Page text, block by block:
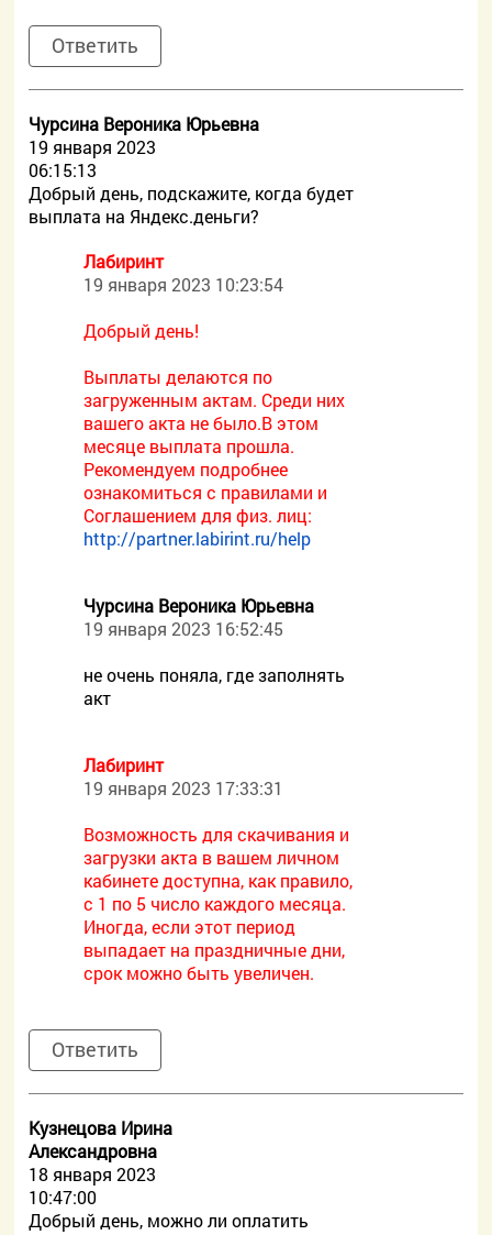
Ответить
Чурсина Вероника Юрьевна
19 января 2023
06:15:13
Добрый день, подскажите, когда будет
выплата на Яндекс.деньги?
Лабиринт
19 января 2023 10:23:54
Добрый день!
Выплаты делаются по
загруженным актам. Среди них
вашего акта не было.В этом
месяце выплата прошла.
Рекомендуем подробнее
ознакомиться с правилами и
Соглашением для физ. лиц:
http://partner.labirint.ru/help
Чурсина Вероника Юрьевна
19 января 2023 16:52:45
не очень поняла, где заполнять
акт
Лабиринт
19 января 2023 17:33:31
Возможность для скачивания и
загрузки акта в вашем личном
кабинете доступна, как правило,
с 1 по 5 число каждого месяца.
Иногда, если этот период
выпадает на праздничные дни,
срок можно быть увеличен.
Ответить
Кузнецова Ирина
Александровна
18 января 2023
10:47:00
Добрый день, можно ли оплатить